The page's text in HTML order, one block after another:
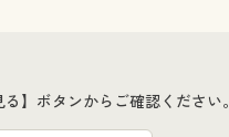
】ボタンからご確認ください。